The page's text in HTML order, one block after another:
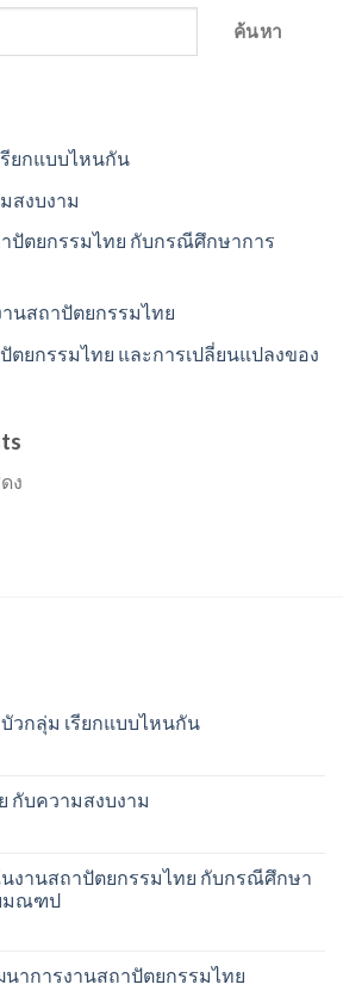
ค้นหา
ยกแบบไหนกัน
สงบงาม
ปัตยกรรมไทย กับกรณีศึกษาการ
นสถาปัตยกรรมไทย
ตยกรรมไทย และการเปลี่ยนแปลงของ
ง
วกลุ่ม เรียกแบบไหนกัน
กับความสงบงาม
งานสถาปัตยกรรมไทย กับกรณีศึกษา
มณฑป
าการงานสถาปัตยกรรมไทย